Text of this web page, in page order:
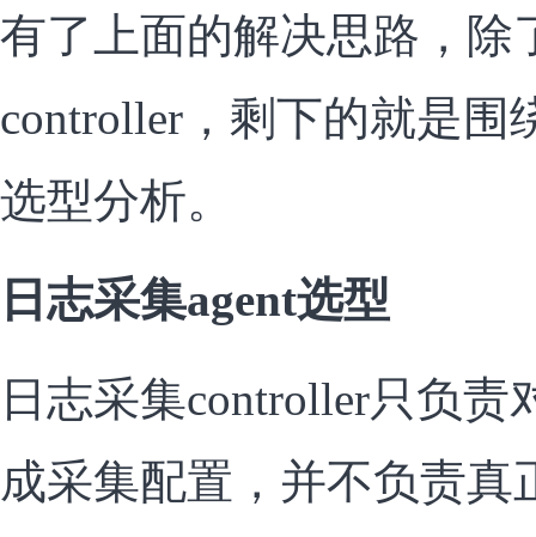
有了上面的解决思路，除
controller，剩下的就是围
选型分析。
日志采集agent选型
日志采集controller只负责
成采集配置，并不负责真